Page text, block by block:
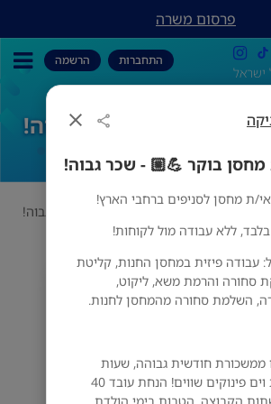
בוקר 💪🏼 - שכר גבוה!
ת מחסן לסניפים ברחבי הארץ!
ללא עבודה מול לקוחות!
עבודה פיזית במחסן החנות, קליטת
סחורה והרמת משא, ליקוט,
השלמת סחורה מהמחסן לחנות.
ממשכורת חודשית גבוהה, שעות
עבודה נוחות וים פינוקים שווים! הנחת עובד 40
פרסום משרה
ישראל
התחברות הרשמה
בוקר 💪🏼 - שכר גבוה!
אחראי\ת מחסן בוקר 💪🏼 - שכר גבוה!